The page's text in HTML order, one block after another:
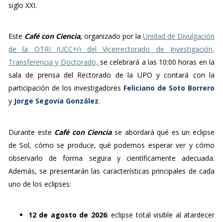
siglo XXI.
Este Café con Ciencia, organizado por la Unidad de Divulgación
de la OTRI (UCC+i) del Vicerrectorado de Investigación,
Transferencia y Doctorado, se celebrará a las 10:00 horas en la
sala de prensa del Rectorado de la UPO y contará con la
participación de los investigadores Feliciano de Soto Borrero
y Jorge Segovia González.
Durante este Café con Ciencia se abordará qué es un
de Sol, cómo se produce, qué podemos esperar ver y
observarlo de forma segura y científicamente
Además, se presentarán las características principales de
uno de los eclipses:
12 de agosto de 2026: eclipse total visible al
atardecer